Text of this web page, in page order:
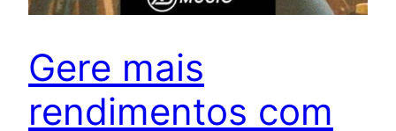
Gere mais
rendimentos com